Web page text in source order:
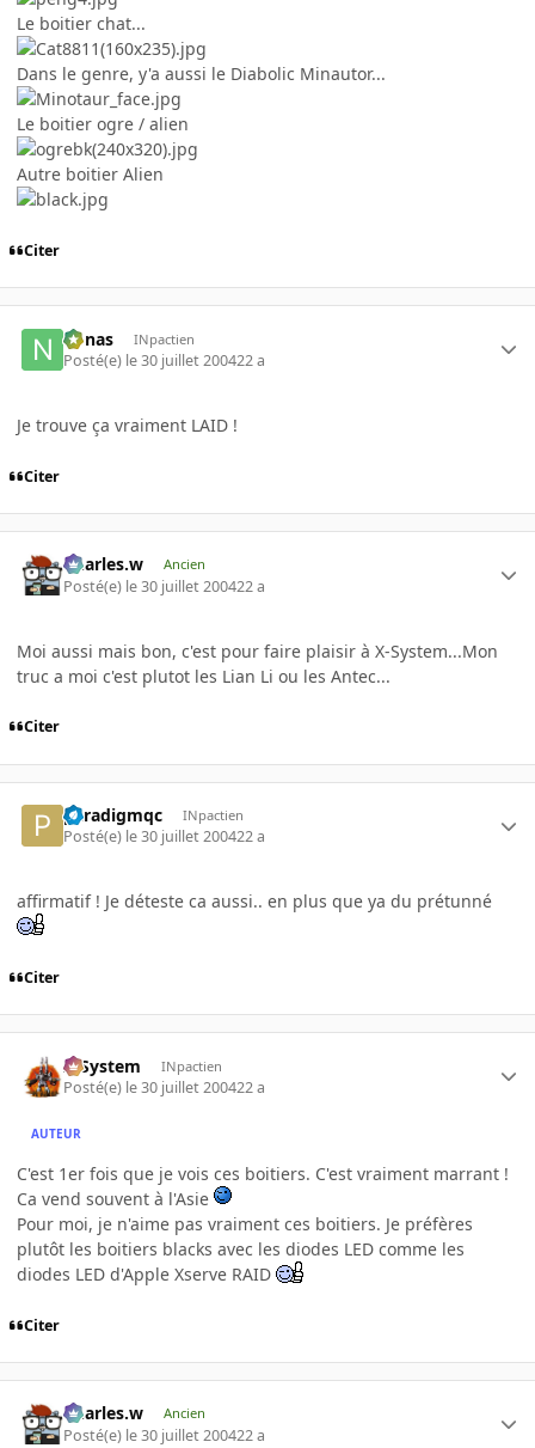
Le boitier chat...
Dans le genre, y'a aussi le Diabolic Minautor...
Le boitier ogre / alien
Autre boitier Alien
Citer
nonas INpactien
Posté(e) le 30 juillet 200422 a
Je trouve ça vraiment LAID !
Citer
Charles.w Ancien
Posté(e) le 30 juillet 200422 a
Moi aussi mais bon, c'est pour faire plaisir à X-System...Mon
truc a moi c'est plutot les Lian Li ou les Antec...
Citer
paradigmqc INpactien
Posté(e) le 30 juillet 200422 a
affirmatif ! Je déteste ca aussi.. en plus que ya du prétunné
Citer
X-System INpactien
Posté(e) le 30 juillet 200422 a
AUTEUR
C'est 1er fois que je vois ces boitiers. C'est vraiment marrant !
Ca vend souvent à l'Asie
Pour moi, je n'aime pas vraiment ces boitiers. Je préfères
plutôt les boitiers blacks avec les diodes LED comme les
diodes LED d'Apple Xserve RAID
Citer
Charles.w Ancien
Posté(e) le 30 juillet 200422 a